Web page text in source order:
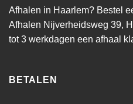
Afhalen in Haarlem? Bestel
Afhalen Nijverheidsweg 39,
tot 3 werkdagen een afhaal
BETALEN